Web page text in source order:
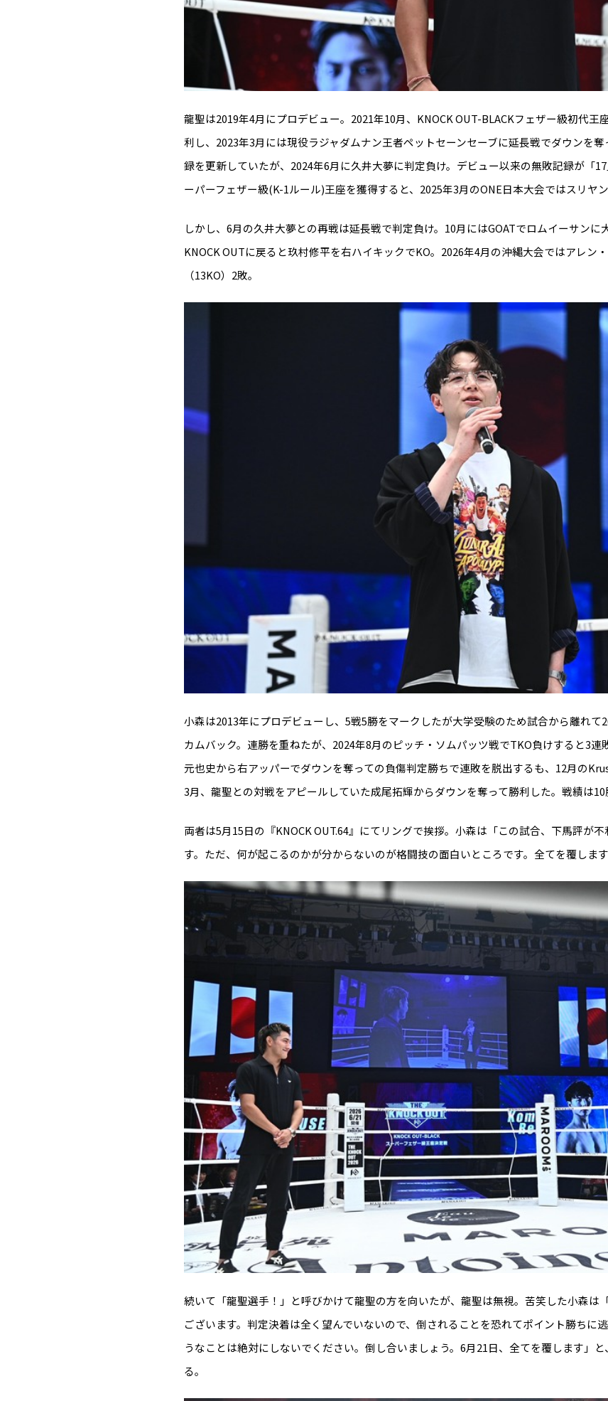
龍聖は2019年4月にプロデビュー。2021年10月、KNOCK OUT-BLACKフェザー級初代
利し、2023年3月には現役ラジャダムナン王者ペットセーンセーブに延長戦でダウンを
録を更新していたが、2024年6月に久井大夢に判定負け。デビュー以来の無敗記録が「
ーパーフェザー級(K-1ルール)王座を獲得すると、2025年3月のONE日本大会ではスリヤ
しかし、6月の久井大夢との再戦は延長戦で判定負け。10月にはGOATでロムイーサンに
KNOCK OUTに戻ると玖村修平を右ハイキックでKO。2026年4月の沖縄大会ではアレン
（13KO）2敗。
小森は2013年にプロデビューし、5戦5勝をマークしたが大学受験のため試合から離れて
カムバック。連勝を重ねたが、2024年8月のピッチ・ソムパッツ戦でTKO負けすると3連
元也史から右アッパーでダウンを奪っての負傷判定勝ちで連敗を脱出するも、12月の
3月、龍聖との対戦をアピールしていた成尾拓輝からダウンを奪って勝利した。戦績は10
両者は5月15日の『KNOCK OUT.64』にてリングで挨拶。小森は「この試合、下馬評が
す。ただ、何が起こるのかが分からないのが格闘技の面白いところです。全てを覆しま
続いて「龍聖選手！」と呼びかけて龍聖の方を向いたが、龍聖は無視。苦笑した小森は
ございます。判定決着は全く望んでいないので、倒されることを恐れてポイント勝ちに
うなことは絶対にしないでください。倒し合いましょう。6月21日、全てを覆します」
る。